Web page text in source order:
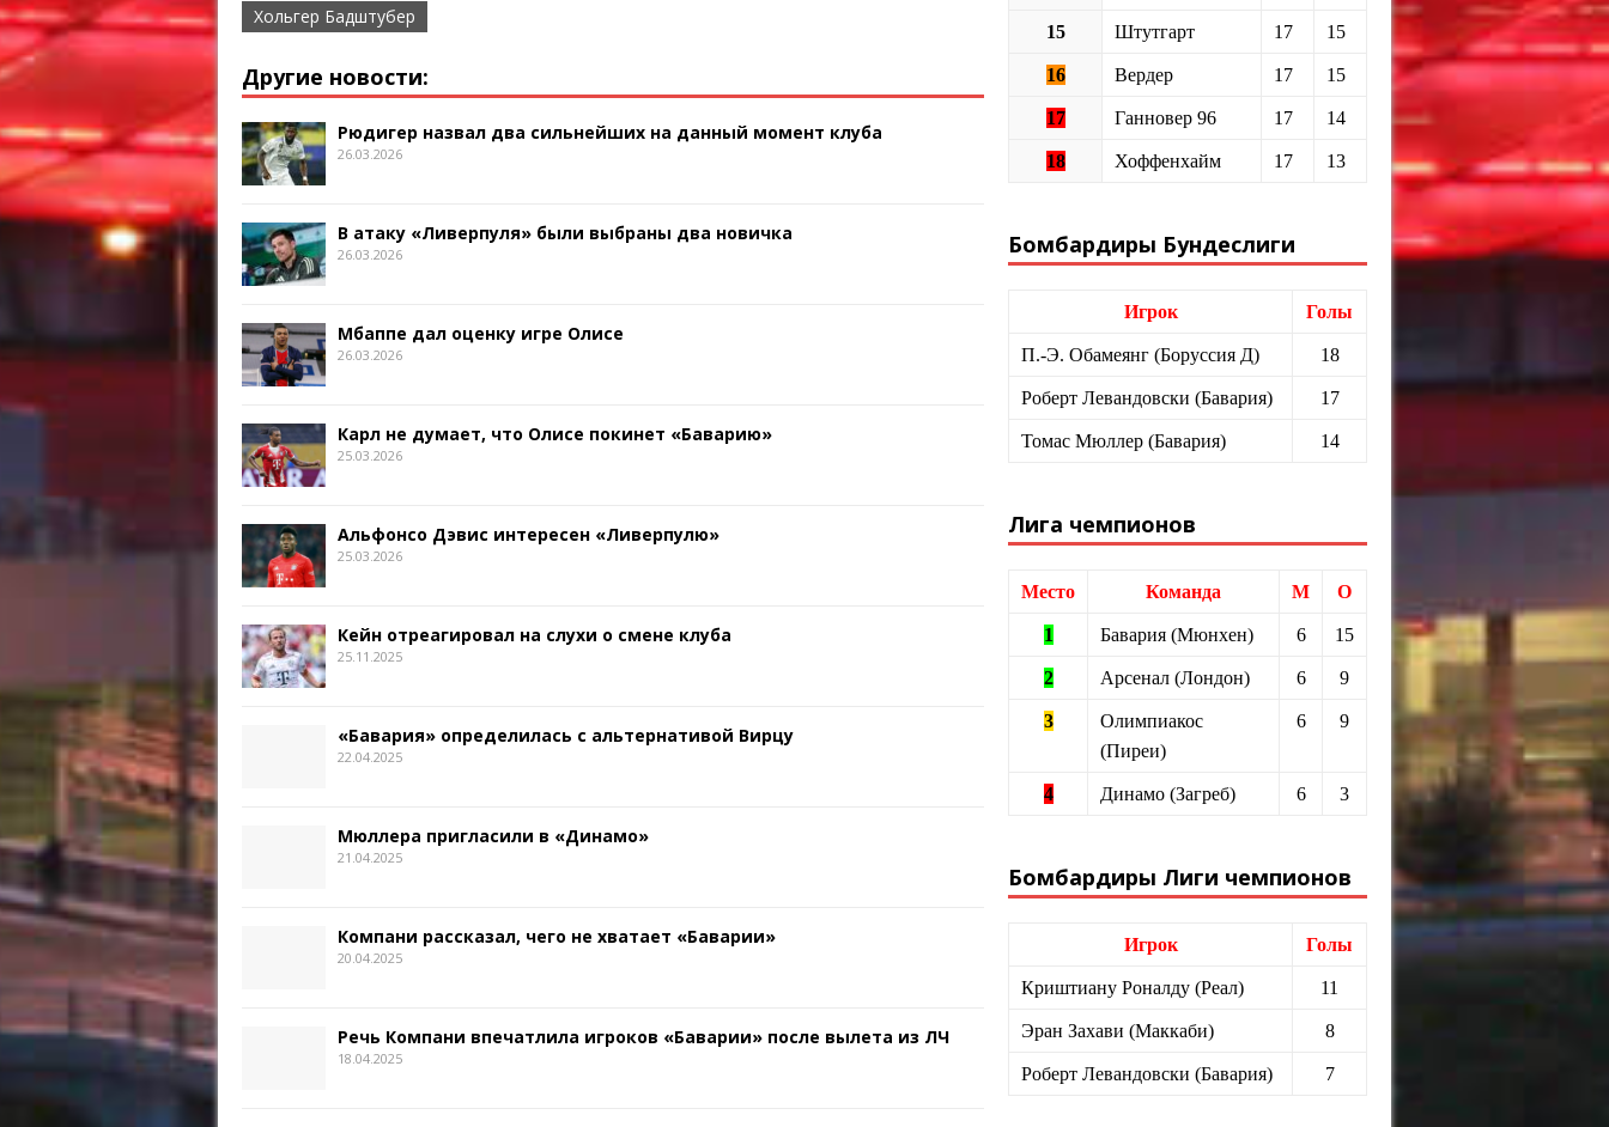
Хольгер Бадштубер
Другие новости:
Рюдигер назвал два сильнейших на данный момент клуба
26.03.2026
В атаку «Ливерпуля» были выбраны два новичка
26.03.2026
Мбаппе дал оценку игре Олисе
26.03.2026
Карл не думает, что Олисе покинет «Баварию»
25.03.2026
Альфонсо Дэвис интересен «Ливерпулю»
25.03.2026
Кейн отреагировал на слухи о смене клуба
25.11.2025
«Бавария» определилась с альтернативой Вирцу
22.04.2025
Мюллера пригласили в «Динамо»
21.04.2025
Компани рассказал, чего не хватает «Баварии»
20.04.2025
Речь Компани впечатлила игроков «Баварии» после вылета из ЛЧ
18.04.2025
15 Штутгарт 17 15
16 Вердер 17 15
17 Ганновер 96 17 14
18 Хоффенхайм 17 13
Бомбардиры Бундеслиги
Игрок Голы
П.-Э. Обамеянг (Боруссия Д) 18
Роберт Левандовски (Бавария) 17
Томас Мюллер (Бавария) 14
Лига чемпионов
Место Команда М О
1 Бавария (Мюнхен) 6 15
2 Арсенал (Лондон) 6 9
3
Олимпиакос
(Пиреи)
6 9
4 Динамо (Загреб) 6 3
Бомбардиры Лиги чемпионов
Игрок Голы
Криштиану Роналду (Реал) 11
Эран Захави (Маккаби) 8
Роберт Левандовски (Бавария) 7